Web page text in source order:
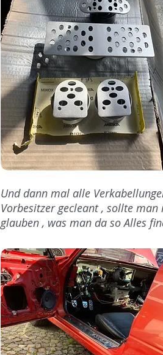
Und dann mal alle
Vorbesitzer gecleant , sollte man
glauben , was man da so Alles